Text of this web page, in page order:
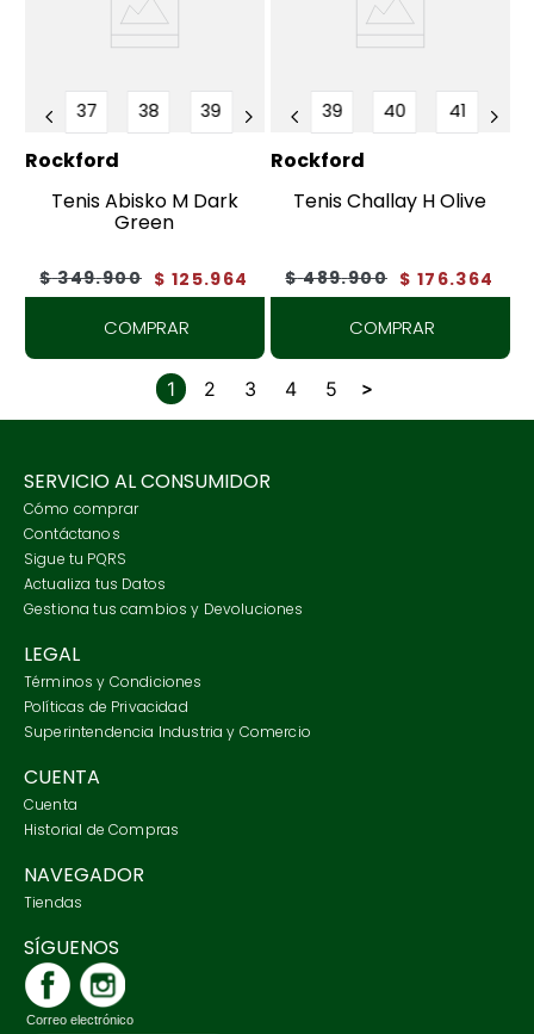
37 38 39
Rockford
Tenis Abisko M Dark
Green
$ 349.900 $ 125.964
COMPRAR
39 40 41
Rockford
Tenis Challay H Olive
$ 489.900 $ 176.364
COMPRAR
1 2 3 4 5
SERVICIO AL CONSUMIDOR
Cómo comprar
Contáctanos
Sigue tu PQRS
Actualiza tus Datos
Gestiona tus cambios y Devoluciones
LEGAL
Términos y Condiciones
Políticas de Privacidad
Superintendencia Industria y Comercio
CUENTA
Cuenta
Historial de Compras
NAVEGADOR
Tiendas
SÍGUENOS